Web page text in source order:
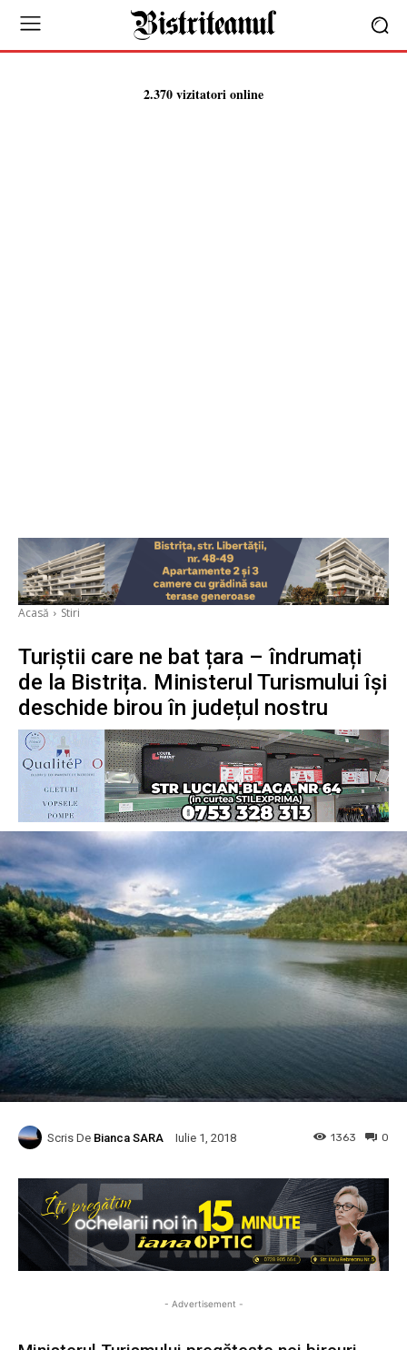
2.370 vizitatori online
Acasă Stiri
Turiștii care ne bat țara – îndrumați
de la Bistrița. Ministerul Turismului își
deschide birou în județul nostru
Scris De Bianca SARA Iulie 1, 2018 0
1363
- Advertisement -